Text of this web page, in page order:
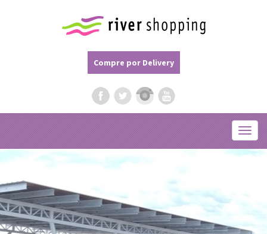
Compre por Delivery
Menu